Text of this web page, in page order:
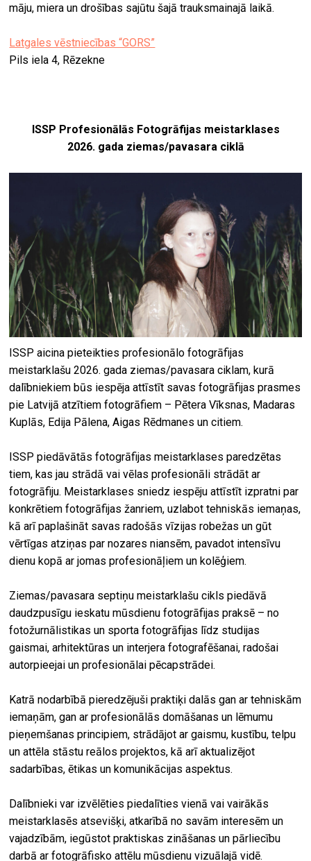
māju, miera un drošības sajūtu šajā trauksmainajā laikā.
Latgales vēstniecības “GORS”
Pils iela 4, Rēzekne
ISSP Profesionālās Fotogrāfijas meistarklases
2026. gada ziemas/pavasara ciklā
ISSP aicina pieteikties profesionālo fotogrāfijas
meistarklašu 2026. gada ziemas/pavasara ciklam, kurā
dalībniekiem būs iespēja attīstīt savas fotogrāfijas prasmes
pie Latvijā atzītiem fotogrāfiem – Pētera Vīksnas, Madaras
Kuplās, Edija Pālena, Aigas Rēdmanes un citiem.
ISSP piedāvātās fotogrāfijas meistarklases paredzētas
tiem, kas jau strādā vai vēlas profesionāli strādāt ar
fotogrāfiju. Meistarklases sniedz iespēju attīstīt izpratni par
konkrētiem fotogrāfijas žanriem, uzlabot tehniskās iemaņas,
kā arī paplašināt savas radošās vīzijas robežas un gūt
vērtīgas atziņas par nozares niansēm, pavadot intensīvu
dienu kopā ar jomas profesionāļiem un kolēģiem.
Ziemas/pavasara septiņu meistarklašu cikls piedāvā
daudzpusīgu ieskatu mūsdienu fotogrāfijas praksē – no
fotožurnālistikas un sporta fotogrāfijas līdz studijas
gaismai, arhitektūras un interjera fotografēšanai, radošai
autorpieejai un profesionālai pēcapstrādei.
Katrā nodarbībā pieredzējuši praktiķi dalās gan ar tehniskām
iemaņām, gan ar profesionālās domāšanas un lēmumu
pieņemšanas principiem, strādājot ar gaismu, kustību, telpu
un attēla stāstu reālos projektos, kā arī aktualizējot
sadarbības, ētikas un komunikācijas aspektus.
Dalībnieki var izvēlēties piedalīties vienā vai vairākās
meistarklasēs atsevišķi, atkarībā no savām interesēm un
vajadzībām, iegūstot praktiskas zināšanas un pārliecību
darbā ar fotogrāfisko attēlu mūsdienu vizuālajā vidē.